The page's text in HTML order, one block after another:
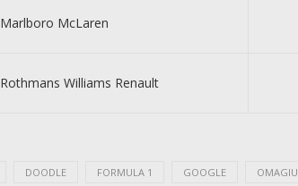
Marlboro McLaren
Rothmans Williams Renault
DOODLE FORMULA 1 GOOGLE OMAGIU